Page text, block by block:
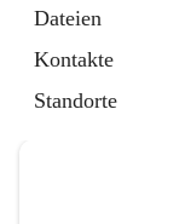
Dateien
Kontakte
Standorte